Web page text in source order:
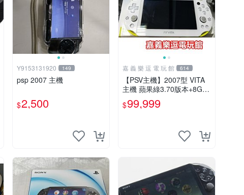
Y9153131920 149
psp 2007 主機
$2,500
嘉 義 樂 逗 電 玩 館 614
【PSV主機】2007型 VITA
主機 蘋果綠3.70版本+8G記
憶卡+螢幕保護貼【9成新】
✪中古二手✪嘉義樂逗電玩
$99,999